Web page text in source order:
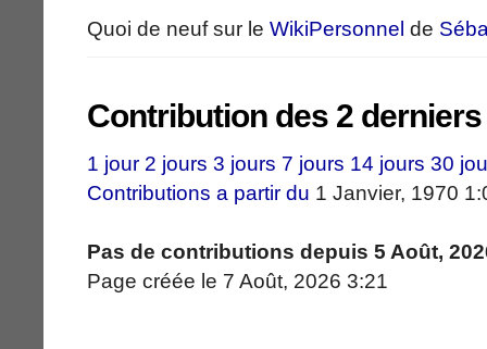
Quoi de neuf sur le WikiPersonnel de
Contribution des 2
1 jour 2 jours 3 jours 7 jours 14 jours 30
Contributions a partir du 1 Janvier, 1970
Pas de contributions depuis 5 Août,
Page créée le 7 Août, 2026 3:21